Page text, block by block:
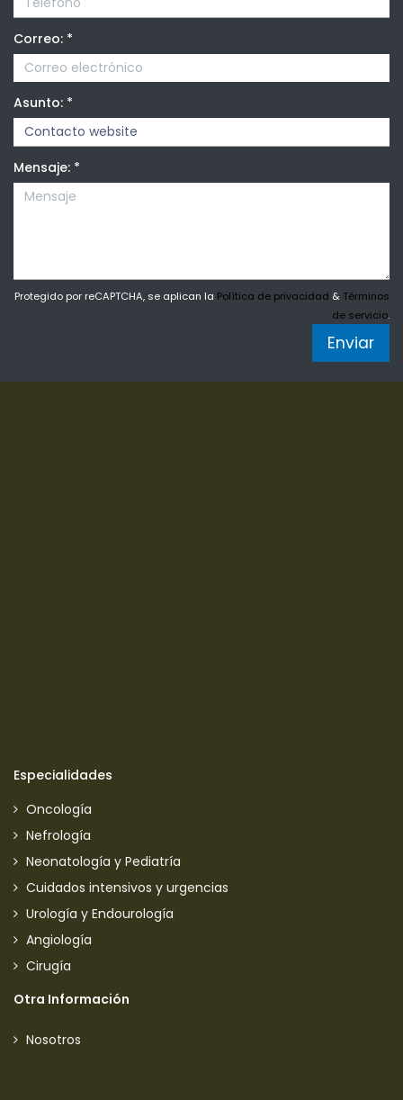
Correo: *
Asunto: *
Mensaje: *
Protegido por reCAPTCHA, se aplican la Política de privacidad & Términos
de servicio.
Enviar
Especialidades
Oncología
Nefrología
Neonatología y Pediatría
Cuidados intensivos y urgencias
Urología y Endourología
Angiología
Cirugía
Otra Información
Nosotros